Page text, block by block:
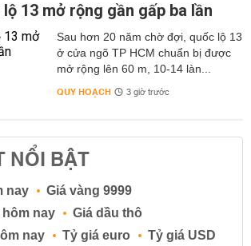
13 mở rộng gần gấp ba lần
Sau hơn 20 năm chờ đợi, quốc lộ 13
ở cửa ngõ TP HCM chuẩn bị được
mở rộng lên 60 m, 10-14 làn...
QUY HOẠCH 3 giờ trước
NỔI BẬT
nay
Giá vàng 9999
hôm nay
Giá dầu thô
nay
Tỷ giá euro
Tỷ giá USD